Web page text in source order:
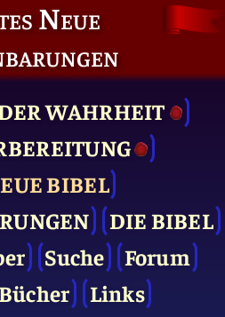
Neue
WAHRHEIT
BIBEL
DIE BIBEL
Suche
Forum
Links